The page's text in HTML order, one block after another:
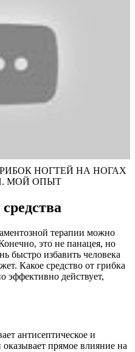
НОГТЕЙ НА НОГАХ
МОЙ ОПЫТ
терапии можно
это не панацея, но
быстро избавить человека
Какое средство от грибка
эффективно действует,
антисептическое и
прямое влияние на